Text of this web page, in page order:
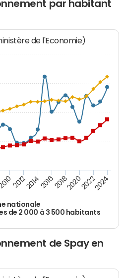
par habitant
de l'Economie)
nationale
de 2 000 à 3 500 habitants
2012201420162018202020222024
de Spay en